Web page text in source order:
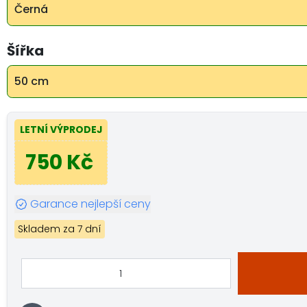
Černá
Šířka
50 cm
LETNÍ VÝPRODEJ
750 Kč
Garance nejlepší ceny
Skladem za 7 dní